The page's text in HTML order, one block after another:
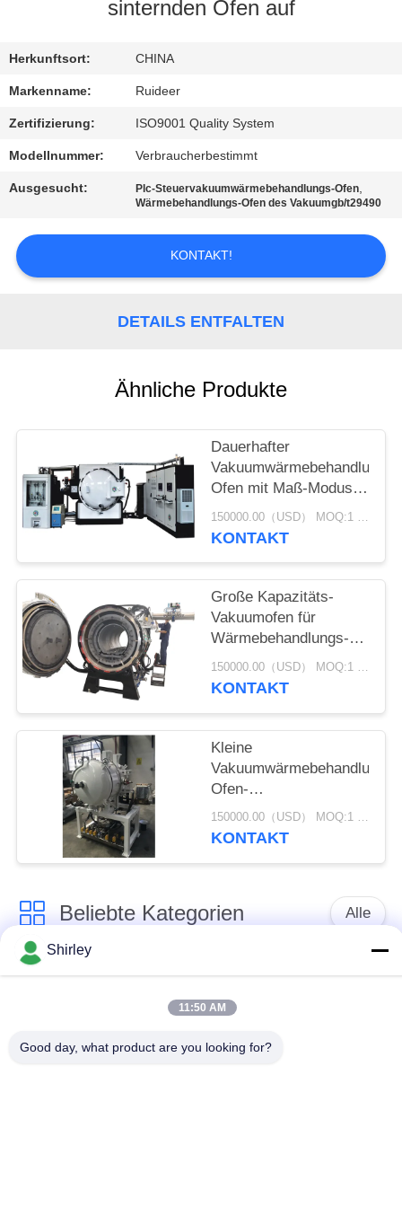
MIT
UNS
BITTE UM
EIN
SITEMAP
DATENSCHUTZRICHTLINIE
sinternden Ofen auf
Herkunftsort: CHINA
Markenname: Ruideer
Zertifizierung: ISO9001 Quality System
Modellnummer: Verbraucherbestimmt
Ausgesucht: Plc-Steuervakuumwärmebehandlungs-Ofen,
Wärmebehandlungs-Ofen des Vakuumgb/t29490
KONTAKT!
DETAILS ENTFALTEN
Ähnliche Produkte
Dauerhafter
Vakuumwärmebehandlungs-
Ofen mit Maß-Modus
des Thermoelement-
WRe5-26
150000.00（USD） MOQ:1 Satz
KONTAKT
Große Kapazitäts-
Vakuumofen für
Wärmebehandlungs-
Spezifikationen RDE-
GWL-5518
150000.00（USD） MOQ:1 Satz
KONTAKT
Kleine
Vakuumwärmebehandlungs-
Ofen-
Stromversorgungs-
5es-adrig
150000.00（USD） MOQ:1 Satz
KONTAKT
Beliebte Kategorien Alle
Gasdruck-sinternder
Vakuumsinternder
MIM sinternder Ofen
Shirley
11:50 AM
Good day, what product are you looking for?